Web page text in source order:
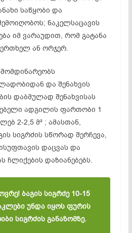
საწყობი და
ნაკელსაცავის
იმ ვარაუდით, რომ გატანა
ან ორჯერ.
და შენახვის
დაბმულად შენახვისას
ადგილის ფართობი 1
2-2,5 მ² ; ამასთან,
სიგრძის სწორად შერჩევა,
დაცვას და
ჩლიქების დაზიანებებს.
ბაგის სიგრძე 10-15
უნდა იყოს ფურის
სიგრძის განაზომზე.